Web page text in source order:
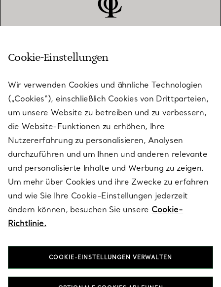
KUNDENSERVICE
SERVICES
ÜBER TIFFANY & CO.
RECHTLICHE HINWEISE
FOLGEN SIE UNS
Cookie-Einstellungen
Wir verwenden Cookies und ähnliche Technologien
(„Cookies“), einschließlich Cookies von Drittparteien,
um unsere Website zu betreiben und zu verbessern,
die Website-Funktionen zu erhöhen, Ihre
Nutzererfahrung zu personalisieren, Analysen
durchzuführen und um Ihnen und anderen relevante
und personalisierte Inhalte und Werbung zu zeigen.
Um mehr über Cookies und ihre Zwecke zu erfahren
und wie Sie Ihre Cookie-Einstellungen jederzeit
ändern können, besuchen Sie unsere Cookie-
Richtlinie.
COOKIE-EINSTELLUNGEN VERWALTEN